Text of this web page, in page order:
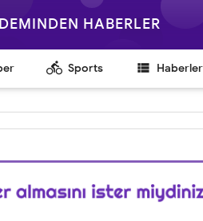
HABERLER
directions_bike Sports view_list Haberler